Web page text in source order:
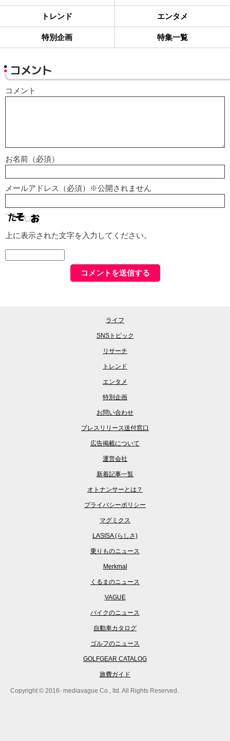
トレンド エンタメ
特別企画 特集一覧
コメント
コメント
お名前（必須）
メールアドレス（必須）※公開されません
上に表示された文字を入力してください。
ライフ
SNSトピック
リサーチ
トレンド
エンタメ
特別企画
お問い合わせ
プレスリリース送付窓口
広告掲載について
運営会社
新着記事一覧
オトナンサーとは？
プライバシーポリシー
マグミクス
LASISA (らしさ)
乗りものニュース
Merkmal
くるまのニュース
VAGUE
バイクのニュース
自動車カタログ
ゴルフのニュース
GOLFGEAR CATALOG
旅費ガイド
Copyright © 2016- mediavague Co., ltd. All Rights Reserved.